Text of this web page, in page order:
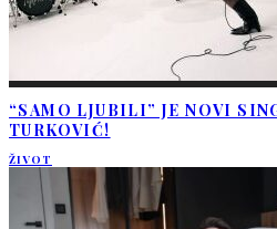
“SAMO LJUBILI” JE NOVI
TURKOVIĆ!
ŽIVOT